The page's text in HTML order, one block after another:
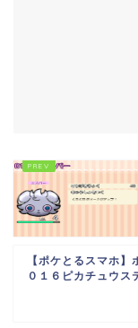
【ポケとるスマホ
０１６ピカチュウス